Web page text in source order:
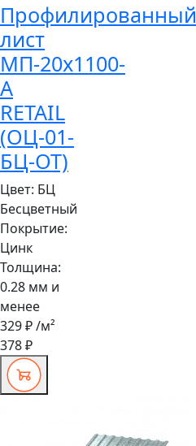
Профилированный
лист
МП-20x1100-
A
RETAIL
(ОЦ-01-
БЦ-ОТ)
Цвет: БЦ
Бесцветный
Покрытие:
Цинк
Толщина:
0.28 мм и
менее
329 ₽/м²
378 ₽